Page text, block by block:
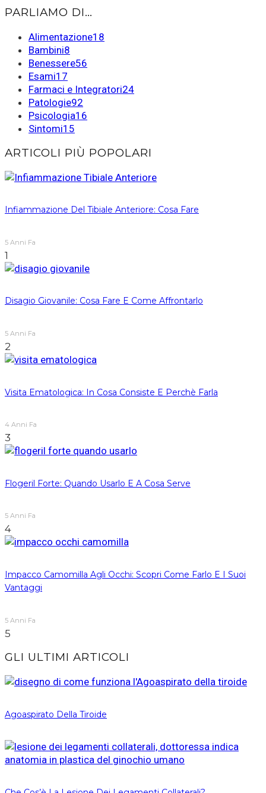
PARLIAMO DI…
Alimentazione18
Bambini8
Benessere56
Esami17
Farmaci e Integratori24
Patologie92
Psicologia16
Sintomi15
ARTICOLI PIÙ POPOLARI
Infiammazione Del Tibiale Anteriore: Cosa Fare
5 Anni Fa
1
Disagio Giovanile: Cosa Fare E Come Affrontarlo
5 Anni Fa
2
Visita Ematologica: In Cosa Consiste E Perchè Farla
4 Anni Fa
3
Flogeril Forte: Quando Usarlo E A Cosa Serve
5 Anni Fa
4
Impacco Camomilla Agli Occhi: Scopri Come Farlo E I Suoi
Vantaggi
5 Anni Fa
5
GLI ULTIMI ARTICOLI
Agoaspirato Della Tiroide